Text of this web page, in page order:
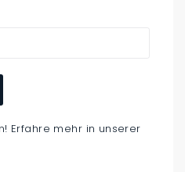
Erfahre mehr in unserer